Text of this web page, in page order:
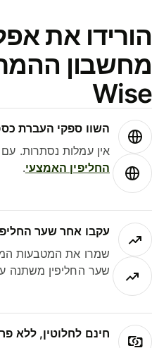
את
השוו ספקי העברת
אין עמלות נסתרות. עם Wise תמיד תקבלו את
החליפין האמצעי.
עקבו אחר שער
שמרו את המטבעות
שער החליפין משתנה עם
חינם לחלוטין, ללא